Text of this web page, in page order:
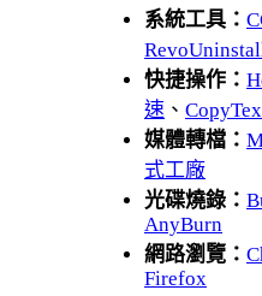
系統工具：
快捷操作：
速 、
媒體轉檔：
式工廠
光碟燒錄：
AnyBurn
網路瀏覽：
Firefox